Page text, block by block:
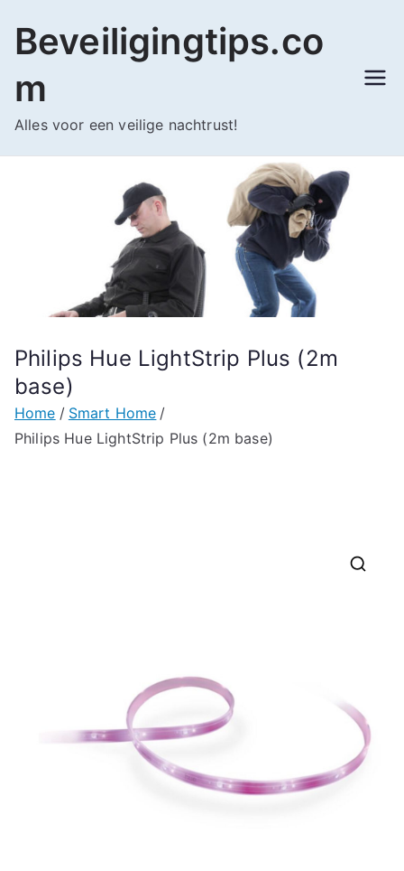
naar
inhoud
Beveiligingtips.co
m
Alles voor een veilige nachtrust!
Philips Hue LightStrip Plus (2m
base)
Home
Smart Home
Philips Hue LightStrip Plus (2m base)